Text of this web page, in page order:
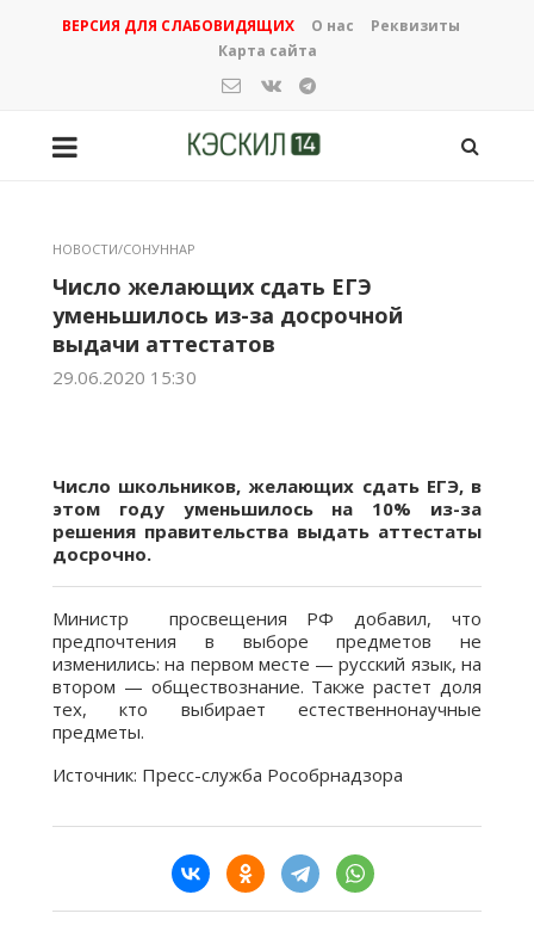
ВЕРСИЯ ДЛЯ СЛАБОВИДЯЩИХ О нас
Реквизиты
Карта сайта
НОВОСТИ/СОНУННАР
Число желающих сдать ЕГЭ
уменьшилось из-за досрочной
выдачи аттестатов
29.06.2020 15:30
Число школьников, желающих сдать ЕГЭ, в
этом году уменьшилось на 10% из-за
решения правительства выдать аттестаты
досрочно.
Министр просвещения РФ добавил, что
предпочтения в выборе предметов не
изменились: на первом месте — русский язык, на
втором — обществознание. Также растет доля
тех, кто выбирает естественнонаучные
предметы.
Источник: Пресс-служба Рособрнадзора